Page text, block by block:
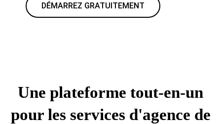
DÉMARREZ GRATUITEMENT
Une plateforme tout-en-un
pour les services d'agence de